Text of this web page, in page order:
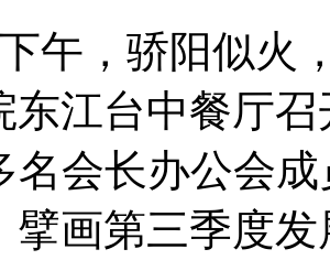
午， 骄阳似火
东江台中餐厅
名会长办公会
擘画第三季度